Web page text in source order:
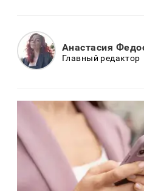
Анастасия
Главный редактор